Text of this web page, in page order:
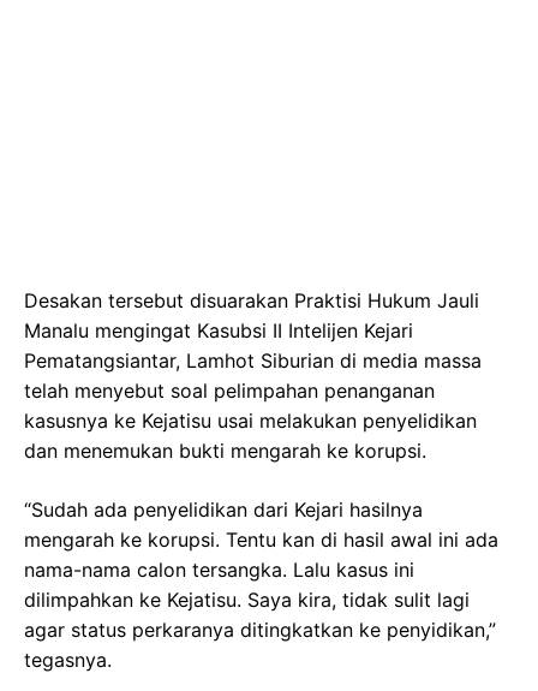
Desakan tersebut disuarakan Praktisi Hukum Jauli
Manalu mengingat Kasubsi II Intelijen Kejari
Pematangsiantar, Lamhot Siburian di media massa
telah menyebut soal pelimpahan penanganan
kasusnya ke Kejatisu usai melakukan penyelidikan
dan menemukan bukti mengarah ke korupsi.
“Sudah ada penyelidikan dari Kejari hasilnya
mengarah ke korupsi. Tentu kan di hasil awal ini ada
nama-nama calon tersangka. Lalu kasus ini
dilimpahkan ke Kejatisu. Saya kira, tidak sulit lagi
agar status perkaranya ditingkatkan ke penyidikan,”
tegasnya.